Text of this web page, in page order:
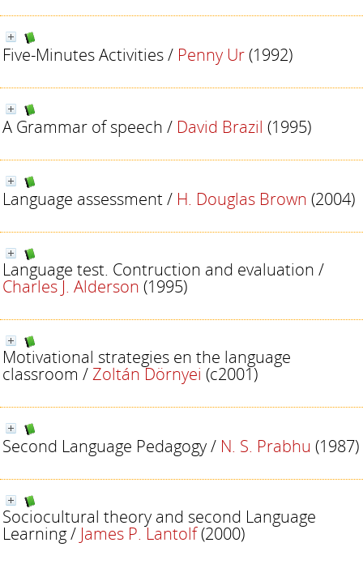
Five-Minutes Activities/ Penny Ur(1992)
A Grammar of speech / David Brazil (1995)
Language assessment/ H. Douglas Brown (2004)
Language test. Contruction and evaluation /
Charles J. Alderson (1995)
Motivational strategies en the language
classroom /Zoltán Dörnyei (c2001)
Second Language Pedagogy/ N. S. Prabhu (1987)
Sociocultural theory and second Language
Learning/ James P. Lantolf(2000)